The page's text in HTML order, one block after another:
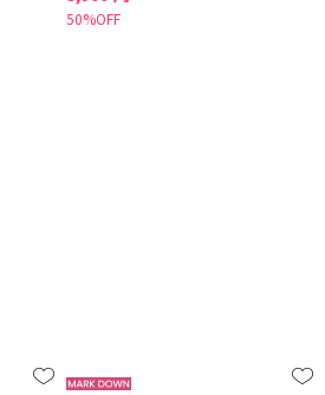
50%OFF